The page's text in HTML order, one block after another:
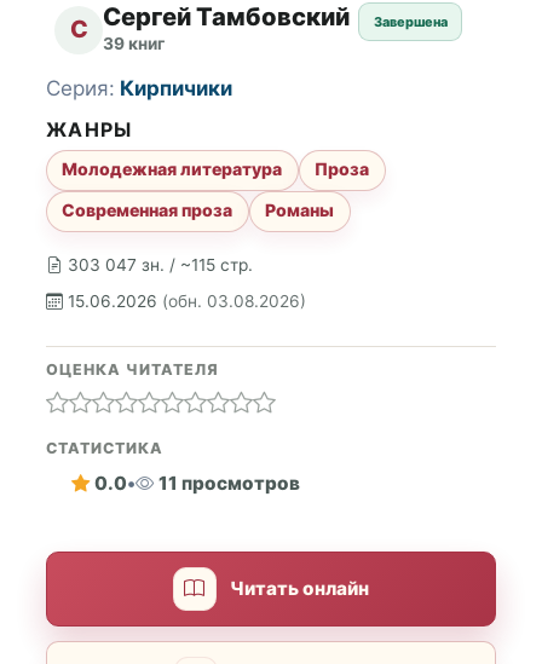
С Сергей Тамбовский
39 книг
Завершена
303 047 зн. / ~115 стр.
15.06.2026 (обн. 03.08.2026)
Серия: Кирпичики
ЖАНРЫ
Молодежная литература
Проза
Современная проза
Романы
ОЦЕНКА ЧИТАТЕЛЯ
СТАТИСТИКА
0.0• 11 просмотров
Читать онлайн